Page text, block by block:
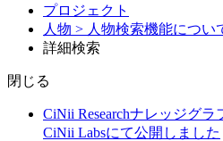
プロジェクト
人物 > 人物検索機能につい
詳細検索
閉じる
CiNii Researchナレッジグ
CiNii Labsにて公開しました